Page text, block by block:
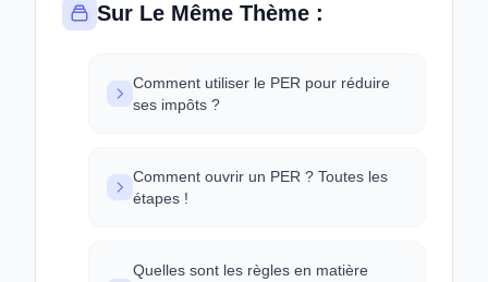
Sur Le Même Thème :
Comment utiliser le PER pour réduire
ses impôts ?
Comment ouvrir un PER ? Toutes les
étapes !
Quelles sont les règles en matière